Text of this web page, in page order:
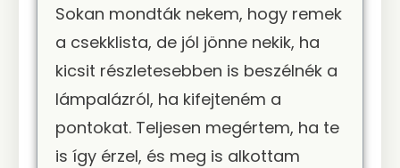
Sokan mondták nekem, hogy remek
a csekklista, de jól jönne nekik, ha
kicsit részletesebben is beszélnék a
lámpalázról, ha kifejteném a
pontokat. Teljesen megértem, ha te
is így érzel, és meg is alkottam